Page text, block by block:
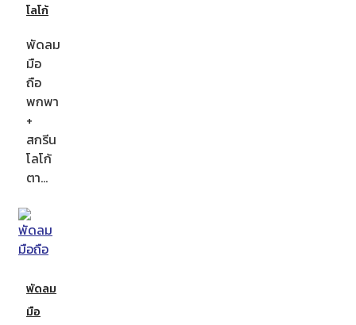
โลโก้
พัดลม
มือ
ถือ
พกพา
+
สกรีน
โลโก้
ตา…
พัดลม
มือ